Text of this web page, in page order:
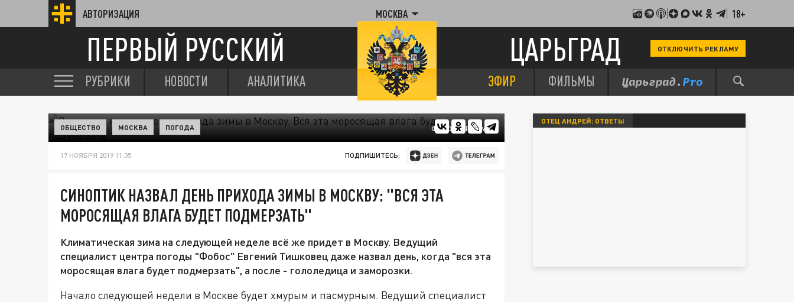
АВТОРИЗАЦИЯ МОСКВА 18+
ПЕРВЫЙ РУССКИЙ ЦАРЬГРАД ОТКЛЮЧИТЬ РЕКЛАМУ
РУБРИКИ НОВОСТИ АНАЛИТИКА ЭФИР ФИЛЬМЫ
ФОТО: ЦАРЬГРАД
ОБЩЕСТВО МОСКВА ПОГОДА
17 НОЯБРЯ 2019 11:35 ПОДПИШИТЕСЬ:
СИНОПТИК НАЗВАЛ ДЕНЬ ПРИХОДА ЗИМЫ В МОСКВУ: "ВСЯ ЭТА
МОРОСЯЩАЯ ВЛАГА БУДЕТ ПОДМЕРЗАТЬ"
Климатическая зима на следующей неделе всё же придет в Москву. Ведущий
специалист центра погоды "Фобос" Евгений Тишковец даже назвал день, когда "вся эта
моросящая влага будет подмерзать", а после - гололедица и заморозки.
Начало следующей недели в Москве будет хмурым и пасмурным. Ведущий специалист
ОТЕЦ АНДРЕЙ: ОТВЕТЫ